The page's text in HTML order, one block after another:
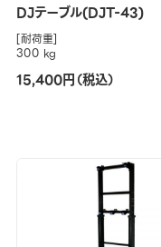
DJテーブル(DJT-43)
[耐荷重]
300 kg
15,400円（税込）